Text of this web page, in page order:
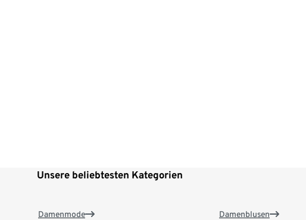
Unsere beliebtesten Kategorien
Damenmode Damenblusen